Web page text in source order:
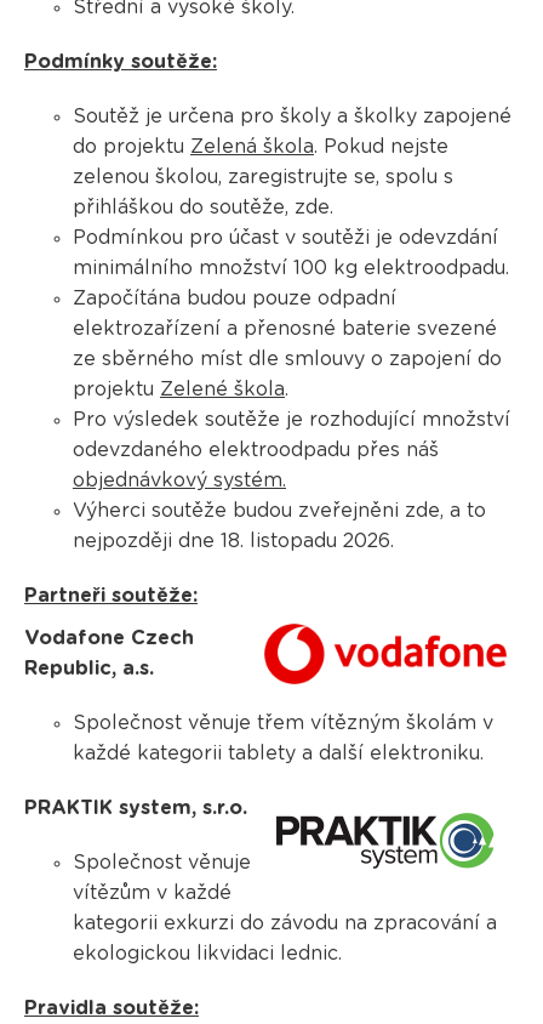
Střední a vysoké školy.
Podmínky soutěže:
Soutěž je určena pro školy a školky zapojené
do projektu Zelená škola. Pokud nejste
zelenou školou, zaregistrujte se, spolu s
přihláškou do soutěže, zde.
Podmínkou pro účast v soutěži je odevzdání
minimálního množství 100 kg elektroodpadu.
Započítána budou pouze odpadní
elektrozařízení a přenosné baterie svezené
ze sběrného míst dle smlouvy o zapojení do
projektu Zelené škola.
Pro výsledek soutěže je rozhodující množství
odevzdaného elektroodpadu přes náš
objednávkový systém.
Výherci soutěže budou zveřejněni zde, a to
nejpozději dne 18. listopadu 2026.
Partneři soutěže:
Vodafone Czech
Republic, a.s.
Společnost věnuje třem vítězným školám v
každé kategorii tablety a další elektroniku.
PRAKTIK system, s.r.o.
Společnost věnuje
vítězům v každé
kategorii exkurzi do závodu na zpracování a
ekologickou likvidaci lednic.
Pravidla soutěže: